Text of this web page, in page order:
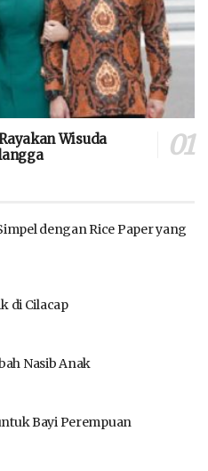
Wisuda
dengan Rice Paper yang
di Cilacap
Nasib Anak
Bayi Perempuan